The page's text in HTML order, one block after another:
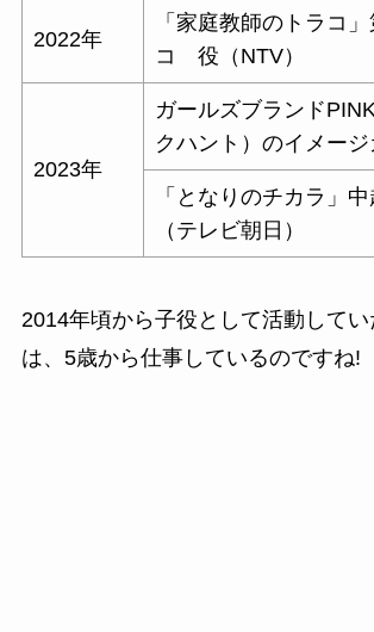
2022年
「家庭教師のトラコ
コ 役（NTV）
2023年
ガールズブランド
クハント）のイメー
「となりのチカラ」
（テレビ朝日）
2014年頃から子役として活動してい
は、 5歳から仕事しているのですね!